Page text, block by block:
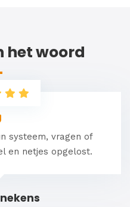
het woord
systeem, vragen of
en netjes opgelost.